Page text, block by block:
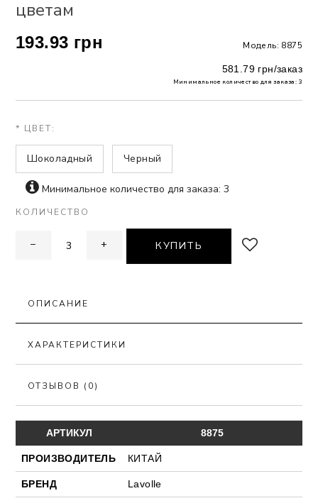
цветам
193.93 грн Модель: 8875
581.79 грн/заказ
Минимальное количество для заказа: 3
* ЦВЕТ:
Шоколадный Черный
Минимальное количество для заказа: 3
КОЛИЧЕСТВО
− + КУПИТЬ
ОПИСАНИЕ
ХАРАКТЕРИСТИКИ
ОТЗЫВОВ (0)
АРТИКУЛ 8875
ПРОИЗВОДИТЕЛЬ КИТАЙ
БРЕНД Lavolle